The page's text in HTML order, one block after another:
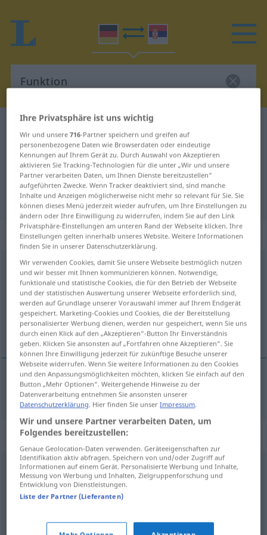
Deutsch-Serbisch Wörterbuch
Deutsch-Serbisch Übersetzung für
"Funktion"
"Funktion" Serbisch Übersetzung
„Funktion“: weiblich, feminin
Funktionf
Übersicht aller Übersetzungen
(Für mehr Details die Übersetzung anklicken/antippen)
функција
функција Funktion
Synonyme für "Funktion"
Abbildung
Ihre Privatsphäre ist uns wichtig
Wir und unsere716-Partner speichern und greifen auf
personenbezogene Daten wie Browserdaten oder eindeutige
Kennungen auf Ihrem Gerät zu. Durch Auswahl von Akzeptieren
aktivieren Sie Tracking-Technologien für die unter „Wir und unsere
Partner verarbeiten Daten, um Ihnen Dienste bereitzustellen“
aufgeführten Zwecke. Wenn Tracker deaktiviert sind, sind manche
Inhalte und Anzeigen möglicherweise nicht mehr so relevant für Sie. Sie
können dieses Menü jederzeit wieder aufrufen, um Ihre Einstellungen zu
ändern oder Ihre Einwilligung zu widerrufen, indem Sie auf den Link
Privatsphäre-Einstellungen am unteren Rand der Webseite klicken. Ihre
Einstellungen gelten innerhalb unseres Website. Weitere Informationen
finden Sie in unserer Datenschutzerklärung.
Wir verwenden Cookies, damit Sie unsere Webseite bestmöglich nutzen
und wir besser mit Ihnen kommunizieren können. Notwendige,
funktionale und statistische Cookies, die für den Betrieb der Webseite
und der statistischen Auswertung unserer Webseite erforderlich sind,
werden auf Grundlage unserer Vorauswahl immer auf Ihrem Endgerät
gespeichert. Marketing-Cookies und Cookies, die der Bereitstellung
personalisierter Werbung dienen, werden nur gespeichert, wenn Sie uns
durch einen Klick auf den „Akzeptieren“-Button Ihr Einverständnis
geben. Klicken Sie ansonsten auf „Fortfahren ohne Akzeptieren“. Sie
können Ihre Einwilligung jederzeit für zukünftige Besuche unserer
Webseite widerrufen. Wenn Sie weitere Informationen zu den Cookies
und den Anpassungsmöglichkeiten möchten, klicken Sie einfach auf den
Button „Mehr Optionen“. Weitergehende Hinweise zu der
Datenverarbeitung entnehmen Sie ansonsten unserer
Datenschutzerklärung. Hier finden Sie unserImpressum.
Wir und unsere Partner verarbeiten Daten, um
Folgendes bereitzustellen:
Genaue Geolocation-Daten verwenden. Geräteeigenschaften zur
Identifikation aktiv abfragen. Speichern von und/oder Zugriff auf
Informationen auf einem Gerät. Personalisierte Werbung und Inhalte,
Messung von Werbung und Inhalten, Zielgruppenforschung und
Entwicklung von Dienstleistungen.
Liste der Partner (Lieferanten)